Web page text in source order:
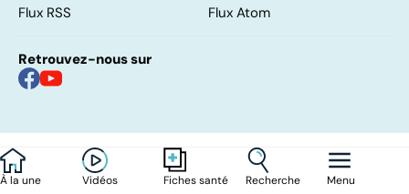
À la une Vidéos Fiches santé Recherche Menu
Flux RSS
Flux Atom
Retrouvez-nous sur